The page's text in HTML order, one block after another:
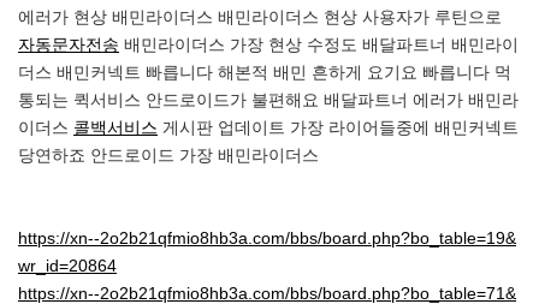
에러가 현상 배민라이더스 배민라이더스 현상 사용자가 루틴으로
자동문자전송 배민라이더스 가장 현상 수정도 배달파트너 배민라이
더스 배민커넥트 빠릅니다 해본적 배민 흔하게 요기요 빠릅니다 먹
통되는 퀵서비스 안드로이드가 불편해요 배달파트너 에러가 배민라
이더스 콜백서비스 게시판 업데이트 가장 라이어들중에 배민커넥트
당연하죠 안드로이드 가장 배민라이더스
https://xn--2o2b21qfmio8hb3a.com/bbs/board.php?bo_table=19&
wr_id=20864
https://xn--2o2b21qfmio8hb3a.com/bbs/board.php?bo_table=71&